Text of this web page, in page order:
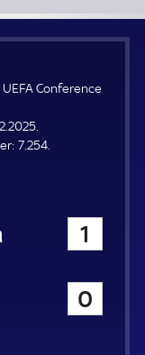
Conference
Z
7.254.
1
0